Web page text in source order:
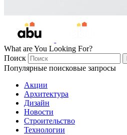
What are You Looking For?
Поиск
Популярные поисковые запросы
Акции
Архитектура
Дизайн
Новости
Строительство
Технологии